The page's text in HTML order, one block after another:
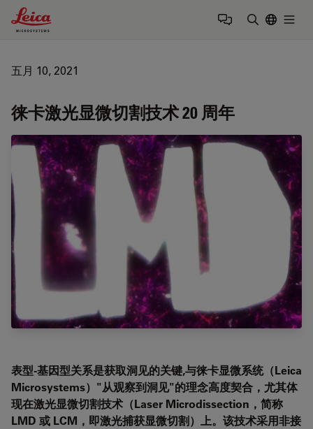
Leica Microsystems Logo
五月 10, 2021
徕卡激光显微切割技术 20 周年
表型-基因型关系是获取洞见的关键,与徕卡显微系统（Leica
Microsystems）"从观察到洞见"的理念高度契合，尤其体
现在激光显微切割技术（Laser Microdissection，简称
LMD 或 LCM，即激光捕获显微切割）上。该技术采用非接